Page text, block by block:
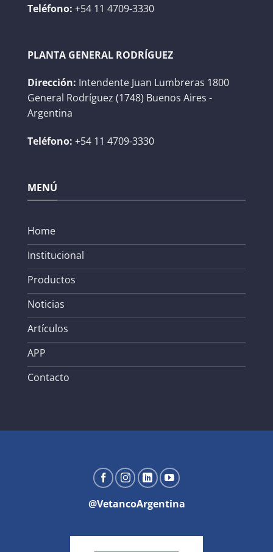
Teléfono: +54 11 4709-3330
PLANTA GENERAL RODRÍGUEZ
Dirección: Intendente Juan Lumbreras 1800
General Rodríguez (1748) Buenos Aires -
Argentina
Teléfono: +54 11 4709-3330
MENÚ
Home
Institucional
Productos
Noticias
Artículos
APP
Contacto
@VetancoArgentina